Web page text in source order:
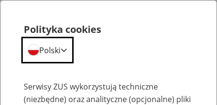
Polityka cookies
Polski
Serwisy ZUS wykorzystują techniczne
(niezbędne) oraz analityczne (opcjonalne) pliki